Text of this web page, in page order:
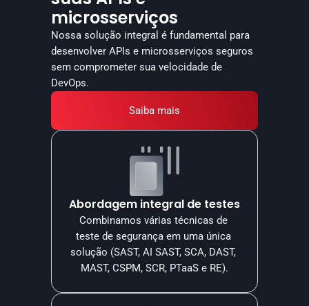
microsserviços
Nossa solução integral é fundamental para
desenvolver APIs e microsserviços seguros
sem comprometer sua velocidade de
DevOps.
Saiba mais
Abordagem integral de testes
Combinamos várias técnicas de
teste de segurança em uma única
solução (SAST, AI SAST, SCA, DAST,
MAST, CSPM, SCR, PTaaS e RE).